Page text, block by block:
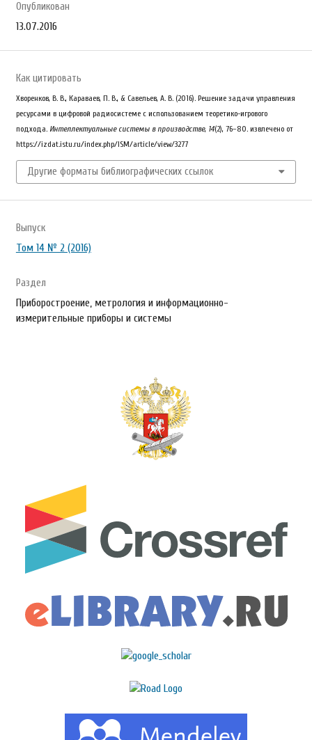
Опубликован
13.07.2016
Как цитировать
Хворенков, В. В., Караваев, П. В., & Савельев, А. В. (2016). Решение задачи управления
ресурсами в цифровой радиосистеме с использованием теоретико-игрового
подхода. Интеллектуальные системы в производстве, 14(2), 76–80. извлечено от
https://izdat.istu.ru/index.php/ISM/article/view/3277
Другие форматы библиографических ссылок
Выпуск
Том 14 № 2 (2016)
Раздел
Приборостроение, метрология и информационно-
измерительные приборы и системы